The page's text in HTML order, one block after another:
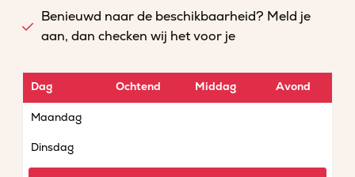
Benieuwd naar de beschikbaarheid? Meld je
aan, dan checken wij het voor je
Dag Ochtend Middag Avond
Maandag
Dinsdag